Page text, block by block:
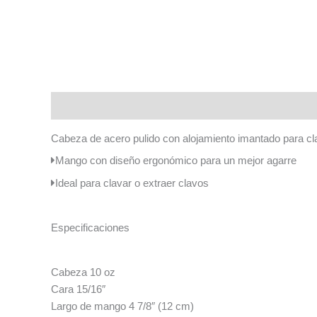
Cabeza de acero pulido con alojamiento imantado para
Mango con diseño ergonómico para un mejor agarre
Ideal para clavar o extraer clavos
Especificaciones
Cabeza 10 oz
Cara 15/16″
Largo de mango 4 7/8″ (12 cm)